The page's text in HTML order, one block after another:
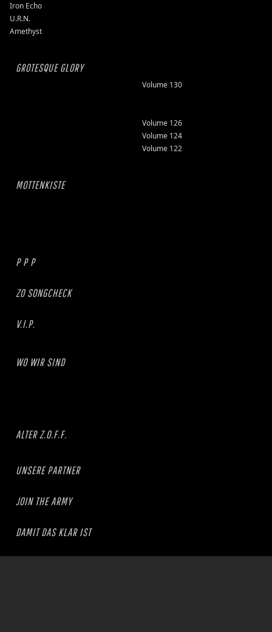
Iron Echo
U.R.N.
Amethyst
GROTESQUE GLORY
Volume 130
Volume 126
Volume 124
Volume 122
MOTTENKISTE
P P P
ZO SONGCHECK
V.I.P.
WO WIR SIND
ALTER Z.O.F.F.
UNSERE PARTNER
JOIN THE ARMY
DAMIT DAS KLAR IST